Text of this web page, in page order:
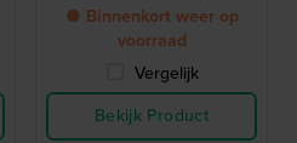
● Binnenkort weer op
voorraad
Vergelijk
Bekijk Product